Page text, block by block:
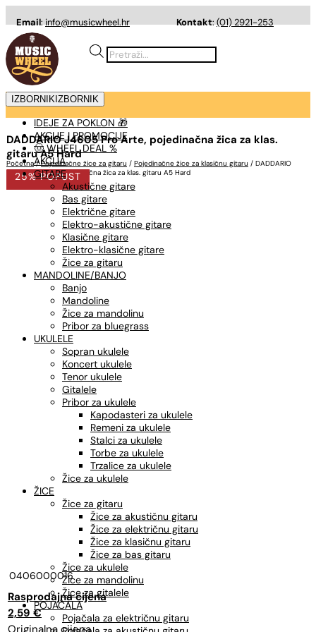
Email:info@musicwheel.hr Kontakt:(01) 2921-253
Products
search
IZBORNIK IZBORNIK
IDEJE ZA POKLON 🎁
AKCIJE I PROMOCIJE
🤠 WHEEL DEAL %
AKCIJA
GITARE
Akustične gitare
Bas gitare
Električne gitare
Elektro-akustične gitare
Klasične gitare
Elektro-klasične gitare
Žice za gitaru
MANDOLINE/BANJO
Banjo
Mandoline
Žice za mandolinu
Pribor za bluegrass
UKULELE
Sopran ukulele
Koncert ukulele
Tenor ukulele
Gitalele
Pribor za ukulele
Kapodasteri za ukulele
Remeni za ukulele
Stalci za ukulele
Torbe za ukulele
Trzalice za ukulele
Žice za ukulele
ŽICE
Žice za gitaru
Žice za akustičnu gitaru
Žice za električnu gitaru
Žice za klasičnu gitaru
Žice za bas gitaru
Žice za ukulele
Žice za mandolinu
Žice za gitalele
POJAČALA
Pojačala za električnu gitaru
DADDARIO J4605 Pro Arte, pojedinačna žica za klas.
gitaru A5 Hard
Početna/Pojedinačne žice za gitaru / Pojedinačne žice za klasičnu gitaru / DADDARIO
J4605 Pro Arte, pojedinačna žica za klas. gitaru A5 Hard
25% POPUST
0406000016
Izvorna
cijena
2,59 €
Trenutna
cijena